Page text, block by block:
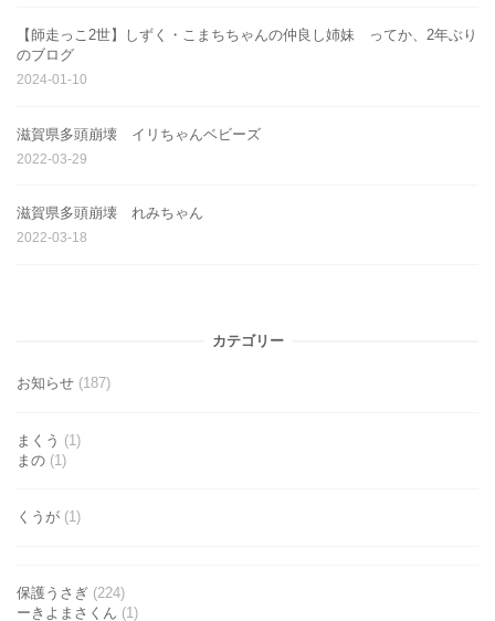
【師走っこ2世】しずく・こまちちゃんの仲良し姉妹 ってか、2年ぶり
のブログ
2024-01-10
滋賀県多頭崩壊 イリちゃんベビーズ
2022-03-29
滋賀県多頭崩壊 れみちゃん
2022-03-18
カテゴリー
お知らせ (187)
まくう (1)
まの (1)
くうが (1)
保護うさぎ (224)
ーきよまさくん (1)